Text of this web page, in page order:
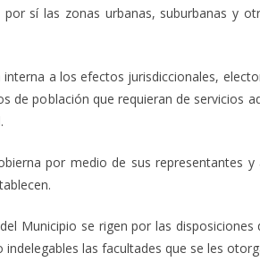
sí las zonas urbanas, suburbanas y
a los efectos jurisdiccionales,
de población que requieran de servicios
por medio de sus representantes
Municipio se rigen por las
las facultades que se les